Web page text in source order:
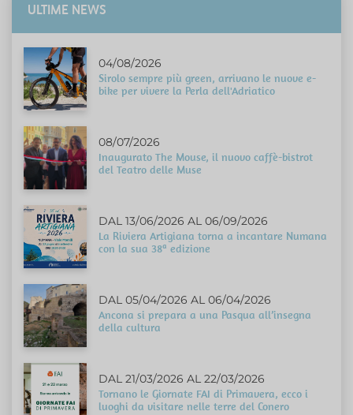
ULTIME NEWS
04/08/2026
Sirolo sempre più green, arrivano le nuove e-
bike per vivere la Perla dell'Adriatico
08/07/2026
Inaugurato The Mouse, il nuovo caffè-bistrot
del Teatro delle Muse
DAL 13/06/2026 AL 06/09/2026
La Riviera Artigiana torna a incantare Numana
con la sua 38ª edizione
DAL 05/04/2026 AL 06/04/2026
Ancona si prepara a una Pasqua all’insegna
della cultura
DAL 21/03/2026 AL 22/03/2026
Tornano le Giornate FAI di Primavera, ecco i
luoghi da visitare nelle terre del Conero